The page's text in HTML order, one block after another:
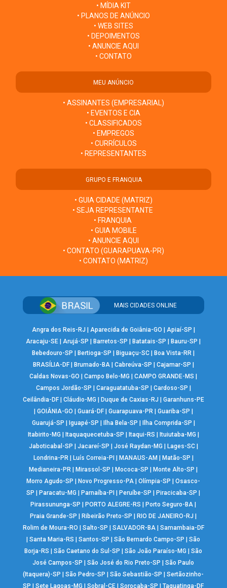
• MÍDIA KIT
• PLANOS DE ANÚNCIO
• WEB SITES
• DEPOIMENTOS
• ANUNCIE AQUI
• CONTATO
MEU ANÚNCIO
• ASSINANTES (EMPRESARIAL)
• EVENTOS E CIA
• CLASSIFICADOS
• EMPREGOS
• CURRÍCULOS
• REPRESENTANTES
GRUPO E FRANQUIA
• GUIA CIDADE (MATRIZ)
• SEJA REPRESENTANTE
• FRANQUIA
• GUIA MOBILE
• ANUNCIE AQUI
• CONTATO (GUARAPUAVA-PR)
• CONTATO (MATRIZ)
MAIS CIDADES ONLINE
Angra dos Reis-RJ Aparecida de Goiânia-GO Apiaí-SP
Aracaju-SE |Arujá-SP Barretos-SP Batatais-SP Bauru-SP
Bebedouro-SP
Bertioga-SP Biguaçu-SC Boa Vista-RR
BRASÍLIA-DF| Brumado-BA| Cabreúva-SP Cajamar-SP
Caldas Novas-GO
|Campo Belo-MG |CAMPO GRANDE-MS
Campos Jordão-SP
Caraguatatuba-SP Cardoso-SP
Ceilândia-DF| Cláudio-MG Duque de Caxias-RJ
Garanhuns-PE
GOIÂNIA-GO Guará-DF| Guarapuava-PR| Guariba-SP
Guarujá-SP
Iguapé-SP Ilha Bela-SP Ilha Comprida-SP
Itabirito-MG
Itaquaquecetuba-SP Itaqui-RS Ituiutaba-MG
Jaboticabal-SP
Jacareí-SP José Raydan-MG Lages-SC|
Londrina-PR| Luís Correia-PI MANAUS-AM Matão-SP
Medianeira-PR
Mirassol-SP Mococa-SP Monte Alto-SP
Morro Agudo-SP
Novo Progresso-PA |Olímpia-SP |Osasco-
SP
Paracatu-MG Parnaíba-PI Peruíbe-SP Piracicaba-SP
Pirassununga-SP
PORTO ALEGRE-RS Porto Seguro-BA
Praia Grande-SP
Ribeirão Preto-SP RIO DE JANEIRO-RJ
Rolim de Moura-RO
Salto-SP SALVADOR-BA| Samambaia-DF
|Santa Maria-RS |Santos-SP |São Bernardo Campo-SP |São
Borja-RS
|São Caetano do Sul-SP |São João Paraíso-MG |São
José Campos-SP
|São José do Rio Preto-SP |São Paulo
(Itaquera)-SP
|São Pedro-SP |São Sebastião-SP |Sertãozinho-
SP
|Sete Lagoas-MG |Sobral-CE |Sorocaba-SP |Taguatinga-DF